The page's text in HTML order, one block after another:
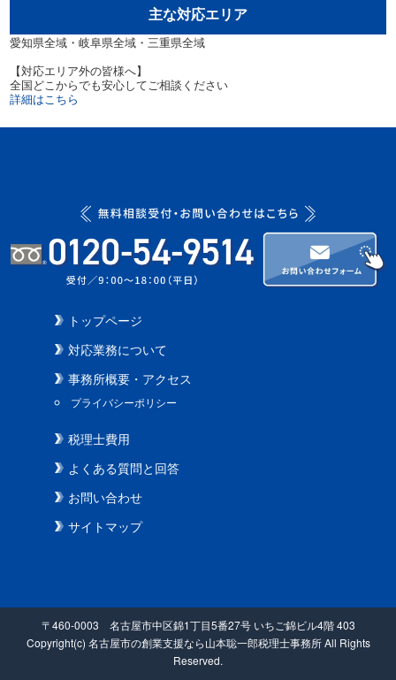
主な対応エリア
愛知県全域・岐阜県全域・三重県全域
【対応エリア外の皆様へ】
全国どこからでも安心してご相談ください
詳細はこちら
トップページ
対応業務について
事務所概要・アクセス
プライバシーポリシー
税理士費用
よくある質問と回答
お問い合わせ
サイトマップ
〒460-0003 名古屋市中区錦1丁目5番27号 いちご錦ビル4階 403
Copyright(c) 名古屋市の創業支援なら山本聡一郎税理士事務所 All Rights
Reserved.